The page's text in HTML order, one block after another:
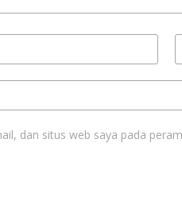
dan situs web saya pada